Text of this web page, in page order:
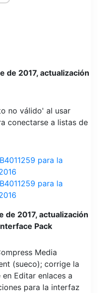
de 2017, actualización
no válido' al usar
conectarse a listas de
para la
para la
de 2017, actualización
Pack
Media
(sueco); corrige la
Editar enlaces a
para la interfaz